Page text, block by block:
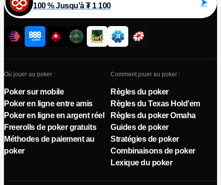
100 % Jusqu'à ₮ 1 100
Où jouer au poker :
Poker sur mobile
Poker en ligne entre amis
Poker en ligne en argent réel
Freerolls de poker gratuits
Méthodes de paiement au
poker
Comment jouer au poker :
Règles du poker
Règles du Texas Hold'em
Règles du poker Omaha
Guides de poker
Stratégies de poker
Combinaisons de poker
Lexique du poker